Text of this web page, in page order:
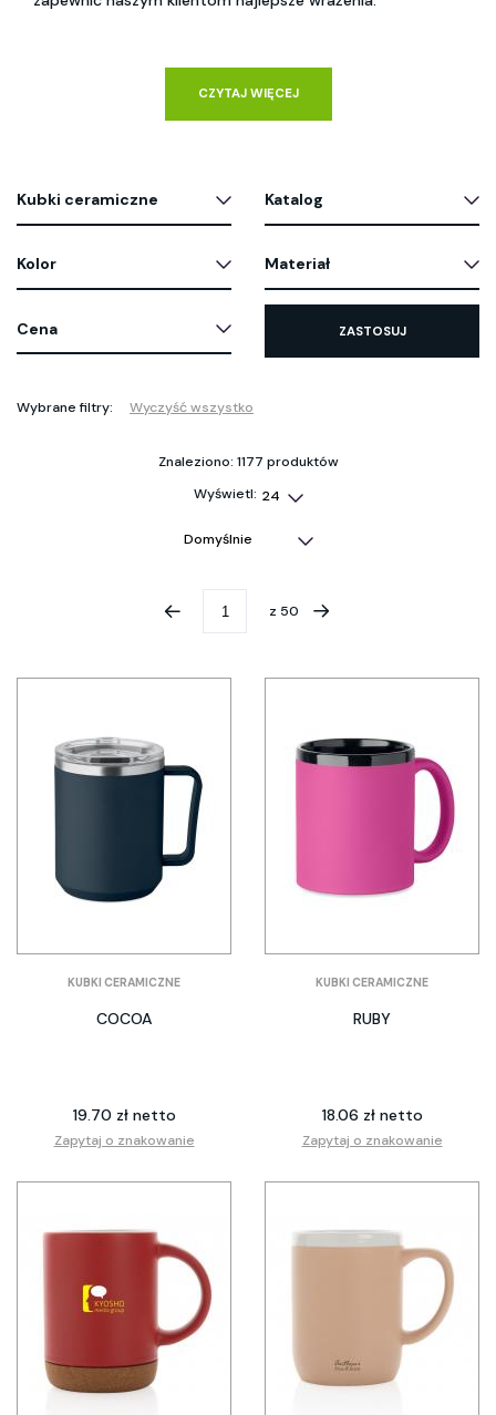
CZYTAJ WIĘCEJ
Kubki ceramiczne Katalog
Kolor Materiał
Cena ZASTOSUJ
Wybrane filtry: Wyczyść wszystko
Znaleziono: 1177 produktów
Wyświetl:
z 50
KUBKI CERAMICZNE
COCOA
19.70 zł netto
Zapytaj o znakowanie
KUBKI CERAMICZNE
RUBY
18.06 zł netto
Zapytaj o znakowanie